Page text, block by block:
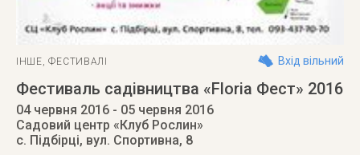
ІНШЕ,ФЕСТИВАЛІ Вхід вільний
Фестиваль садівництва «Floria Фест» 2016
04 червня 2016 - 05 червня 2016
Садовий центр «Клуб Рослин»
с. Підбірці, вул. Спортивна, 8